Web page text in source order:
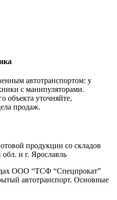
автотранспортом: у
с манипуляторами.
объекта уточняйте,
продаж.
продукции со складов
и г. Ярославль
ООО “ТСФ “Спецпрокат”
автотранспорт. Основные